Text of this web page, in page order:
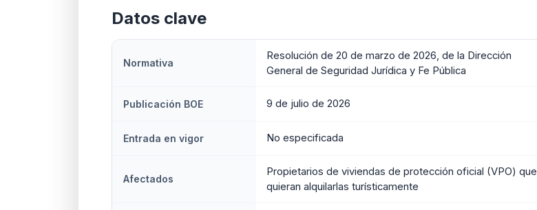
Datos clave
Normativa
Resolución de 20 de marzo de 2026, de la Dirección
General de Seguridad Jurídica y Fe Pública
Publicación BOE 9 de julio de 2026
Entrada en vigor No especificada
Afectados
Propietarios de viviendas de protección oficial (VPO) que
quieran alquilarlas turísticamente